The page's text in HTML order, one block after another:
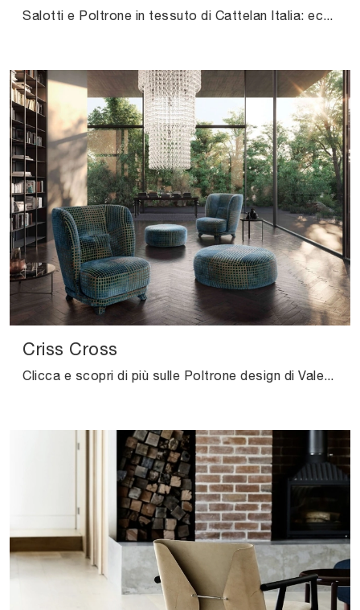
Salotti e Poltrone in tessuto di Cattelan Italia: ecco a te il modello Spencer in tessuto per valorizzare i tuoi spazi.
Criss Cross
Clicca e scopri di più sulle Poltrone design di Valentini! Vari modelli in tessuto, come Criss Cross, ti attendono.